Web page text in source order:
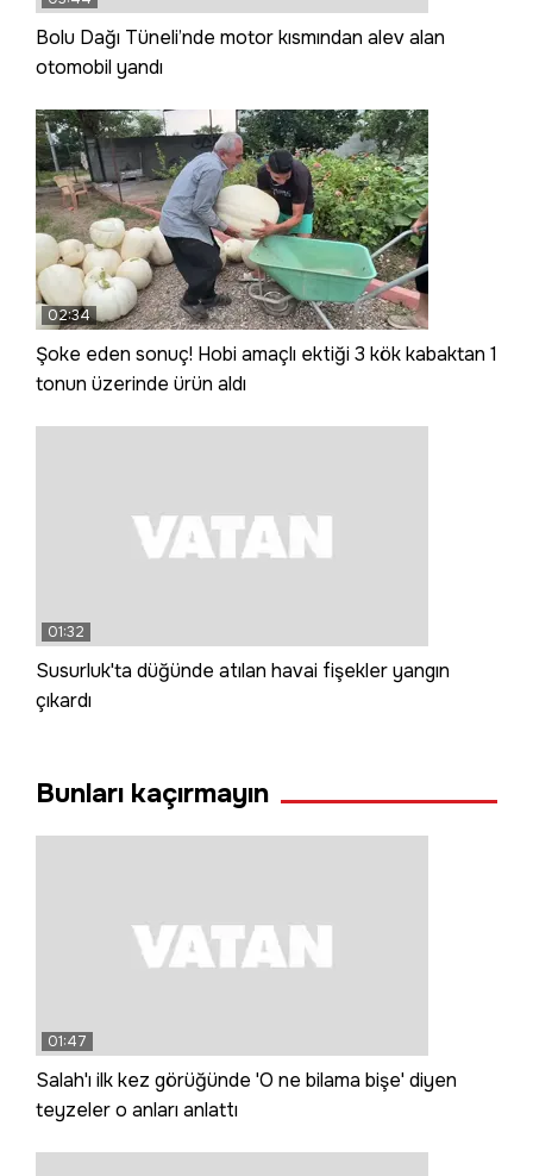
Bolu Dağı Tüneli’nde motor kısmından alev alan
otomobil yandı
02:34
Şoke eden sonuç! Hobi amaçlı ektiği 3 kök kabaktan 1
tonun üzerinde ürün aldı
01:32
Susurluk'ta düğünde atılan havai fişekler yangın
çıkardı
Bunları kaçırmayın
01:47
Salah'ı ilk kez görüğünde 'O ne bilama bişe' diyen
teyzeler o anları anlattı